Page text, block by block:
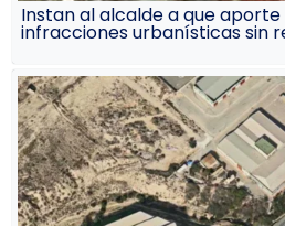
Instan al alcalde a que
infracciones urbanísticas sin